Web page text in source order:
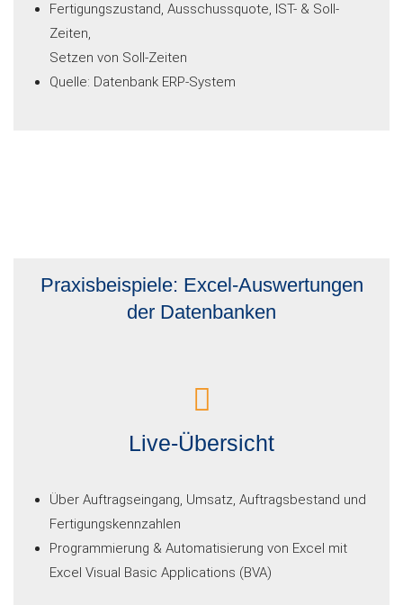
Fertigungszustand, Ausschussquote, IST- & Soll-
Zeiten,
Setzen von Soll-Zeiten
Quelle: Datenbank ERP-System
Praxisbeispiele: Excel-Auswertungen
der Datenbanken
Live-Übersicht
Über Auftragseingang, Umsatz, Auftragsbestand und
Fertigungskennzahlen
Programmierung & Automatisierung von Excel mit
Excel Visual Basic Applications (BVA)